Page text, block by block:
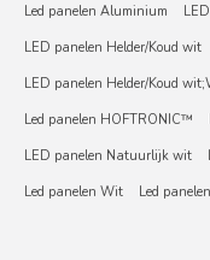
Led panelen Aluminium
LED panelen Helder/Koud wit
LED panelen Helder/Koud
Led panelen HOFTRONIC™
LED panelen Natuurlijk wit
Led panelen Wit
Led